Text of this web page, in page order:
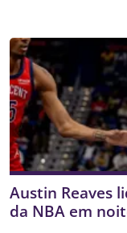
Austin Reaves
da NBA em